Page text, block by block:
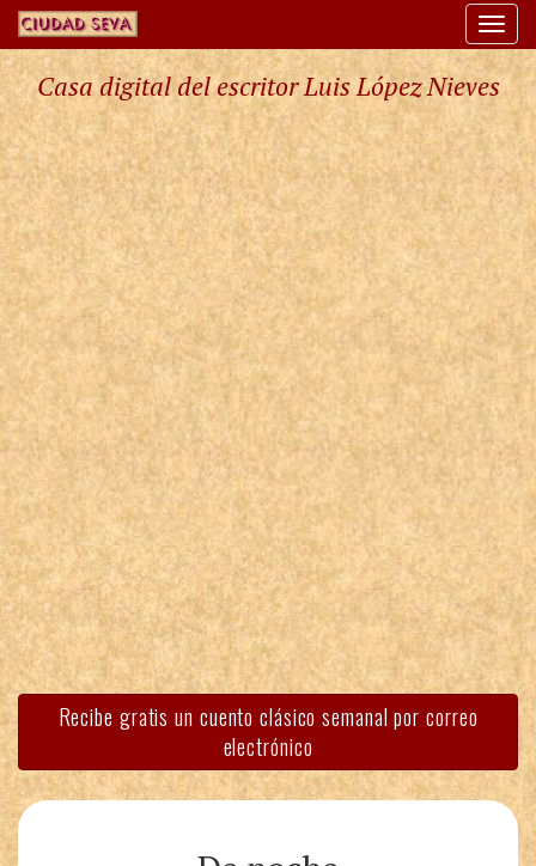
Casa digital del escritor Luis López Nieves
Recibe gratis un cuento clásico semanal por correo
electrónico